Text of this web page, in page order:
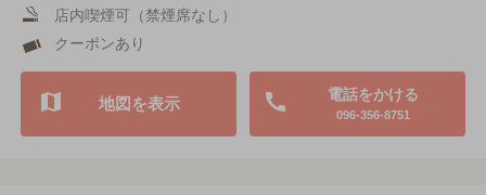
店内喫煙可（禁煙席なし）
クーポンあり
電話をかける
096-356-8751
地図を表示